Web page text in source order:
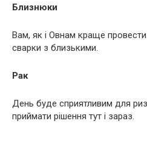
Близнюки
Вам, як і Овнам краще
сварки з близькими.
Рак
День буде сприятливим для
приймати рішення тут і зараз.